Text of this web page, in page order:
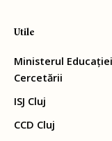
Utile
Ministerul
Cercetării
ISJ Cluj
CCD Cluj